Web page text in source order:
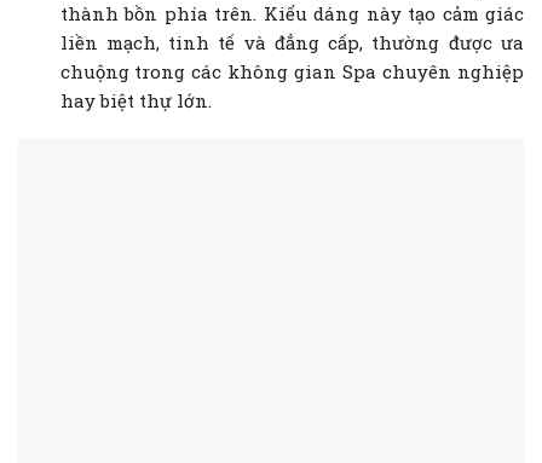
thành bồn phía trên. Kiểu dáng này tạo cảm giác
liền mạch, tinh tế và đẳng cấp, thường được ưa
chuộng trong các không gian Spa chuyên nghiệp
hay biệt thự lớn.